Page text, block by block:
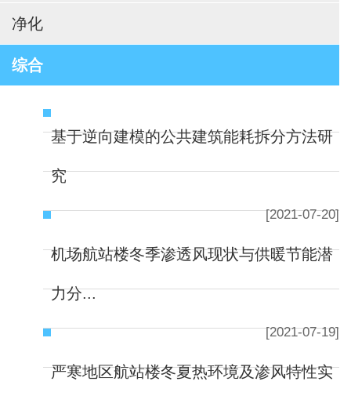
净化
综合
基于逆向建模的公共建筑能耗拆分方法研
究
[2021-07-20]
机场航站楼冬季渗透风现状与供暖节能潜
力分...
[2021-07-19]
严寒地区航站楼冬夏热环境及渗风特性实